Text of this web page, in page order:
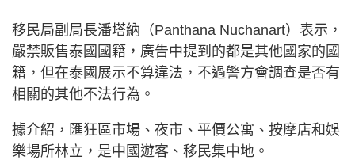
移民局副局長潘塔納（Panthana Nuchanart）表示，
嚴禁販售泰國國籍，廣告中提到的都是其他國家的國
籍，但在泰國展示不算違法，不過警方會調查是否有
相關的其他不法行為。
據介紹，匯狂區市場、夜市、平價公寓、按摩店和娛
樂場所林立，是中國遊客、移民集中地。